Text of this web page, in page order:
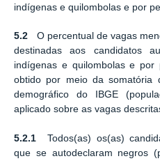
indígenas e quilombolas e por
5.2 O percentual de vagas
destinadas aos candidatos
indígenas e quilombolas e por
obtido por meio da somatória
demográfico do IBGE
aplicado sobre as vagas
5.2.1 Todos(as) os(as)
que se autodeclaram negros